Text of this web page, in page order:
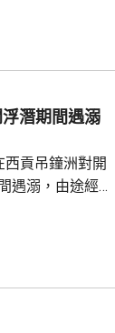
人資料。社署
潛期間遇溺
貢吊鐘洲對開
遇溺，由途經船